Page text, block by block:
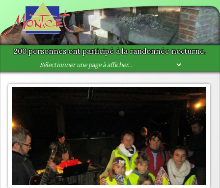
200 personnes ont participé à la randonnée nocturne.